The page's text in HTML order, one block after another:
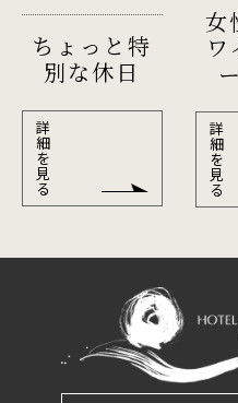
ちょっと特
別な休日
詳
細
を
見
る
女
ワ
詳
細
を
見
る